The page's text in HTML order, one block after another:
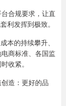
合规要求，让直
利发挥到极致。
本的持续攀升、
商标准、各国监
收紧。
造：更好的品